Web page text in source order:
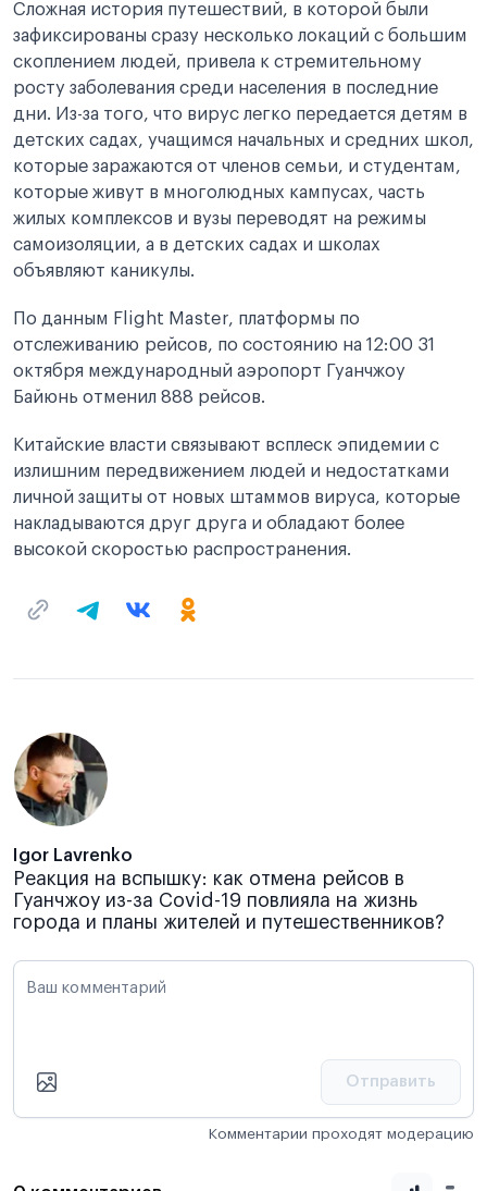
Сложная история путешествий, в которой были
зафиксированы сразу несколько локаций с большим
скоплением людей, привела к стремительному
росту заболевания среди населения в последние
дни. Из-за того, что вирус легко передается детям в
детских садах, учащимся начальных и средних школ,
которые заражаются от членов семьи, и студентам,
которые живут в многолюдных кампусах, часть
жилых комплексов и вузы переводят на режимы
самоизоляции, а в детских садах и школах
объявляют каникулы.
По данным Flight Master, платформы по
отслеживанию рейсов, по состоянию на 12:00 31
октября международный аэропорт Гуанчжоу
Байюнь отменил 888 рейсов.
Китайские власти связывают всплеск эпидемии с
излишним передвижением людей и недостатками
личной защиты от новых штаммов вируса, которые
накладываются друг друга и обладают более
высокой скоростью распространения.
Igor Lavrenko
Реакция на вспышку: как отмена рейсов в
Гуанчжоу из-за Covid-19 повлияла на жизнь
города и планы жителей и путешественников?
Ваш комментарий
Отправить
Комментарии проходят модерацию